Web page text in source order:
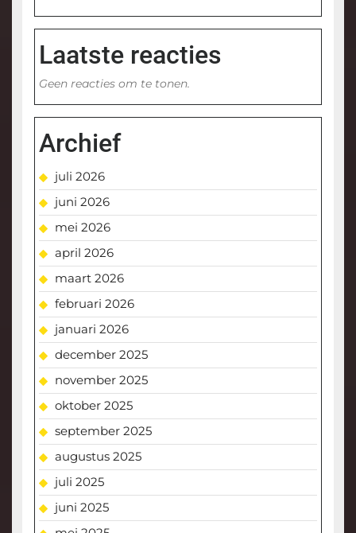
Laatste reacties
Geen reacties om te tonen.
Archief
juli 2026
juni 2026
mei 2026
april 2026
maart 2026
februari 2026
januari 2026
december 2025
november 2025
oktober 2025
september 2025
augustus 2025
juli 2025
juni 2025